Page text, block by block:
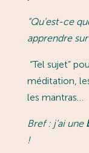
“Qu’est-ce
apprendre
“Tel sujet”
méditation,
les mantras…
Bref : j’ai une
!